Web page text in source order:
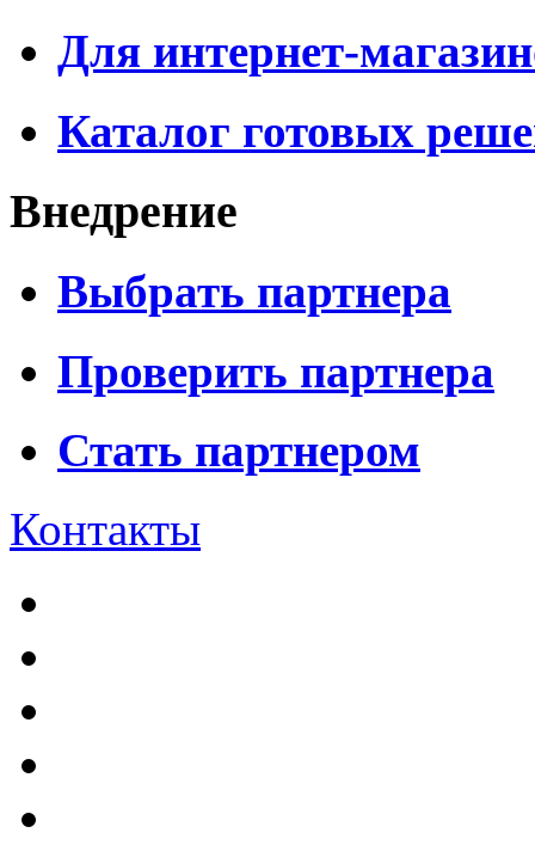
Для интернет-
Каталог готовых
Внедрение
Выбрать партнера
Проверить партнера
Стать партнером
Контакты